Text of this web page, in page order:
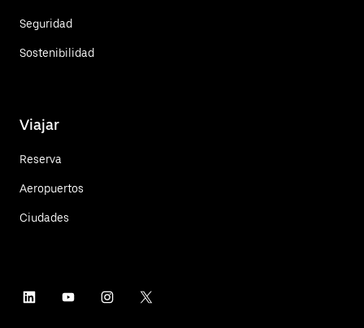
Seguridad
Sostenibilidad
Viajar
Reserva
Aeropuertos
Ciudades